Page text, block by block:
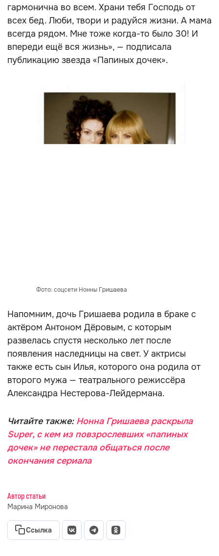
гармонична во всем. Храни тебя Господь от
всех бед. Люби, твори и радуйся жизни. А мама
всегда рядом. Мне тоже когда-то было 30! И
впереди ещё вся жизнь», — подписала
публикацию звезда «Папиных дочек».
Фото: соцсети Нонны Гришаева
Напомним, дочь Гришаева родила в браке с
актёром Антоном Дёровым, с которым
развелась спустя несколько лет после
появления наследницы на свет. У актрисы
также есть сын Илья, которого она родила от
второго мужа — театрального режиссёра
Александра Нестерова-Лейдермана.
Читайте также: Нонна Гришаева раскрыла
Super, с кем из повзрослевших «папиных
дочек» не перестала общаться после
окончания сериала
Автор статьи
Марина Миронова
Ссылка